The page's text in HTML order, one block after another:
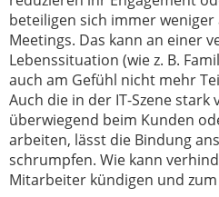
beteiligen sich immer weniger
Meetings. Das kann an einer
Lebenssituation (wie z. B.
auch am Gefühl nicht mehr
Auch die in der IT-Szene
überwiegend beim Kunden
arbeiten, lässt die Bindung
schrumpfen. Wie kann
Mitarbeiter kündigen und